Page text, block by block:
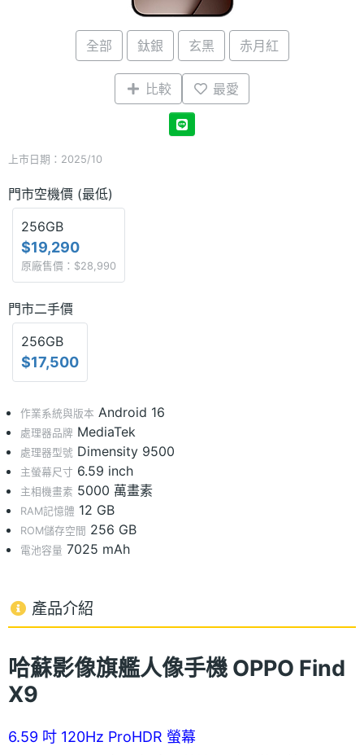
全部 鈦銀 玄黑 赤月紅
比較 最愛
上市日期：2025/10
門市空機價 (最低)
256GB
$19,290
原廠售價：$28,990
門市二手價
256GB
$17,500
作業系統與版本 Android 16
處理器品牌 MediaTek
處理器型號 Dimensity 9500
主螢幕尺寸 6.59 inch
主相機畫素 5000 萬畫素
RAM記憶體 12 GB
ROM儲存空間 256 GB
電池容量 7025 mAh
產品介紹
哈蘇影像旗艦人像手機 OPPO Find
X9
6.59 吋 120Hz ProHDR 螢幕